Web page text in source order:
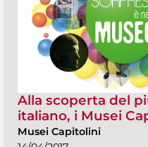
Alla scoperta del
italiano, i Musei
Musei Capitolini